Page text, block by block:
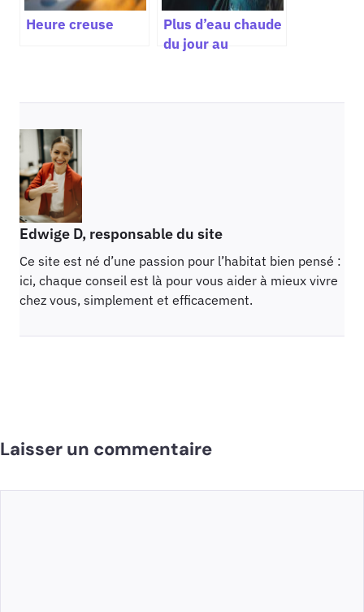
Heure creuse
Plus d’eau chaude
du jour au
Edwige D, responsable du site
Ce site est né d’une passion pour l’habitat bien pensé :
ici, chaque conseil est là pour vous aider à mieux vivre
chez vous, simplement et efficacement.
Laisser un commentaire